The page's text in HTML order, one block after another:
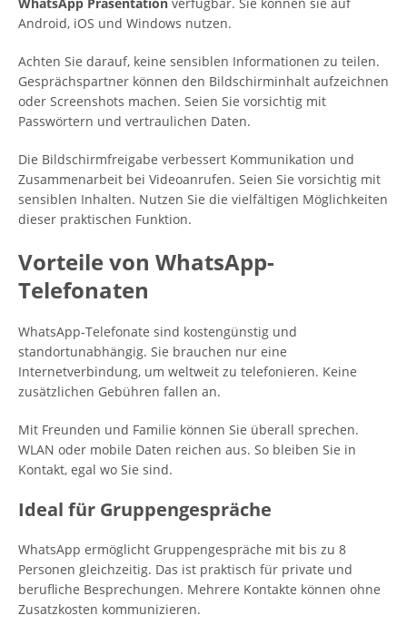
Android, iOS und Windows nutzen.
Achten Sie darauf, keine sensiblen Informationen zu teilen.
Gesprächspartner können den Bildschirminhalt aufzeichnen
oder Screenshots machen. Seien Sie vorsichtig mit
Passwörtern und vertraulichen Daten.
Die Bildschirmfreigabe verbessert Kommunikation und
Zusammenarbeit bei Videoanrufen. Seien Sie vorsichtig mit
sensiblen Inhalten. Nutzen Sie die vielfältigen Möglichkeiten
dieser praktischen Funktion.
Vorteile von WhatsApp-
Telefonaten
WhatsApp-Telefonate sind kostengünstig und
standortunabhängig. Sie brauchen nur eine
Internetverbindung, um weltweit zu telefonieren. Keine
zusätzlichen Gebühren fallen an.
Mit Freunden und Familie können Sie überall sprechen.
WLAN oder mobile Daten reichen aus. So bleiben Sie in
Kontakt, egal wo Sie sind.
Ideal für Gruppengespräche
WhatsApp ermöglicht Gruppengespräche mit bis zu 8
Personen gleichzeitig. Das ist praktisch für private und
berufliche Besprechungen. Mehrere Kontakte können ohne
Zusatzkosten kommunizieren.